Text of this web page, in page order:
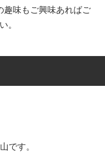
趣味もご興味あればご
。
です。